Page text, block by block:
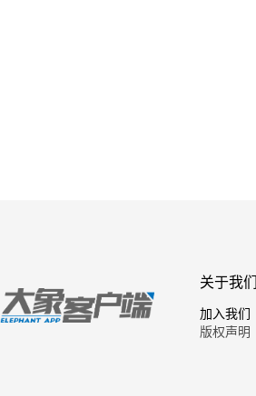
关于我们
加入我们
版权声明